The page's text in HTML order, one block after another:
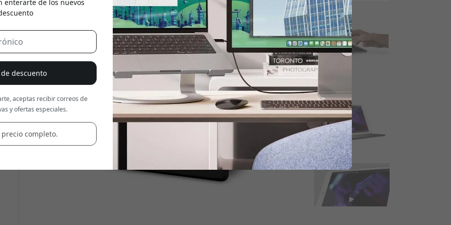
enterarte de los nuevos
descuento
aceptas recibir correos de
y ofertas especiales.
completo.
Usa este código en la caja para obtener 20% de descuento.